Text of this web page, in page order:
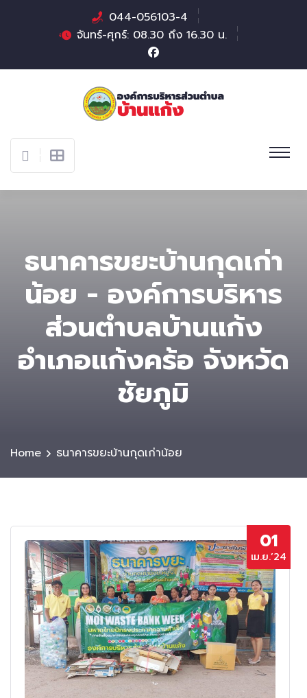
044-056103-4
จันทร์-ศุกร์: 08.30 ถึง 16.30 น.
ธนาคารขยะบ้านกุดเก่า
น้อย - องค์การบริหาร
ส่วนตําบลบ้านแก้ง
อำเภอแก้งคร้อ จังหวัด
ชัยภูมิ
Home ธนาคารขยะบ้านกุดเก่าน้อย
01
เม.ย.’24